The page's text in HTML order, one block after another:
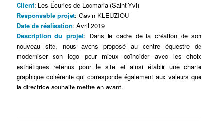
Client: Les Écuries de Locmaria (Saint-Yvi)
Responsable projet: Gavin KLEUZIOU
Date de réalisation: Avril 2019
Description du projet: Dans le cadre de la création de son
nouveau site, nous avons proposé au centre équestre de
moderniser son logo pour mieux coïncider avec les choix
esthétiques retenus pour le site et ainsi établir une charte
graphique cohérente qui corresponde également aux valeurs que
la directrice souhaite mettre en avant.